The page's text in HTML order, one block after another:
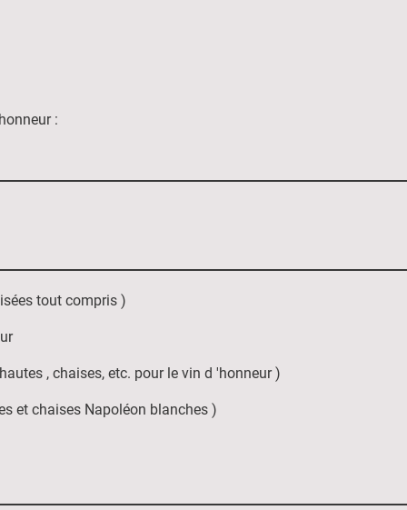
:
tout compris )
, chaises, etc. pour le vin d 'honneur )
et chaises Napoléon blanches )